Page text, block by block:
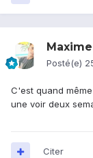
Posté(e)
C'est quand
une voir deux
Citer